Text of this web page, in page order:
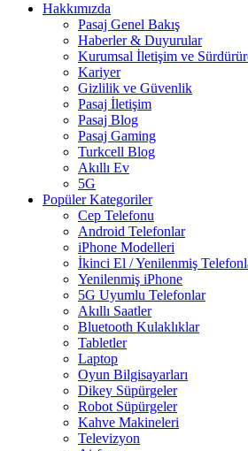
Hakkımızda
Pasaj Genel Bakış
Haberler & Duyurular
Kurumsal İletişim ve
Kariyer
Gizlilik ve Güvenlik
Pasaj İletişim
Pasaj Blog
Pasaj Gaming
Turkcell Blog
Akıllı Ev
5G
Popüler Kategoriler
Cep Telefonu
Android Telefonlar
iPhone Modelleri
İkinci El / Yenilenmiş
Yenilenmiş iPhone
5G Uyumlu Telefonlar
Akıllı Saatler
Bluetooth Kulaklıklar
Tabletler
Laptop
Oyun Bilgisayarları
Dikey Süpürgeler
Robot Süpürgeler
Kahve Makineleri
Televizyon